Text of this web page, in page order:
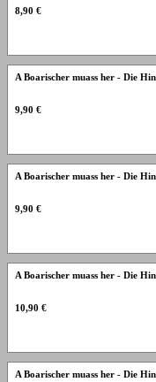
8,90 €
A Boarischer muass her - Die
9,90 €
A Boarischer muass her - Die
9,90 €
A Boarischer muass her - Die
10,90 €
A Boarischer muass her - Die